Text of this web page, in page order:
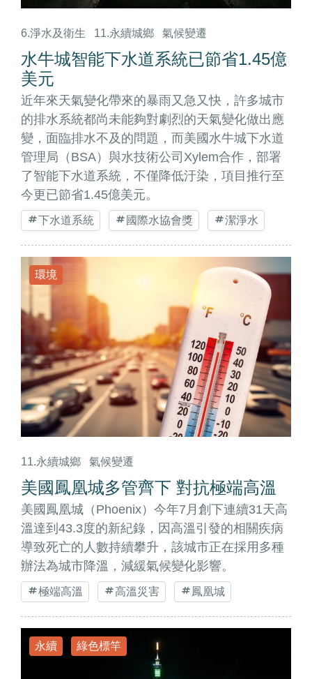
6.淨水及衛生 11.永續城鄉 氣候變遷
水牛城智能下水道系統已節省1.45億
美元
近年來天氣變化帶來的暴雨又急又快，許多城市
的排水系統都尚未能夠對劇烈的天氣變化做出應
變，面臨排水不及的問題，而美國水牛城下水道
管理局（BSA）與水技術公司Xylem合作，部署
了智能下水道系統，不僅降低汙染，項目推行至
今更已節省1.45億美元。
下水道系統 國際水協會獎 潔淨水
環境
11.永續城鄉 氣候變遷
美國鳳凰城多管齊下 對抗極端高溫
美國鳳凰城（Phoenix）今年7月創下連續31天高
溫達到43.3度的新紀錄，因高溫引發的相關疾病
導致死亡的人數持續攀升，該城市正在採用多種
辦法為城市降溫，減緩氣候變化影響。
極端高溫 高溫災害 鳳凰城
永續 綠色標竿